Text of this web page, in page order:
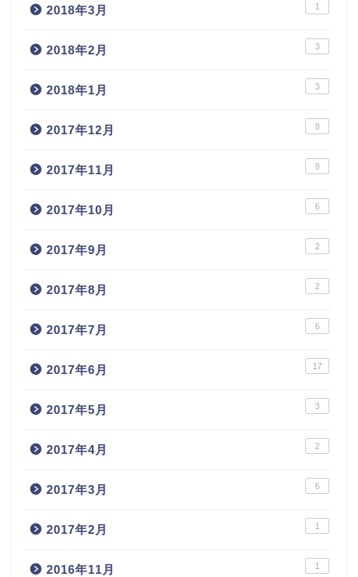
2018年3月 1
2018年2月 3
2018年1月 3
2017年12月 8
2017年11月 8
2017年10月 6
2017年9月 2
2017年8月 2
2017年7月 6
2017年6月 17
2017年5月 3
2017年4月 2
2017年3月 6
2017年2月 1
2016年11月 1